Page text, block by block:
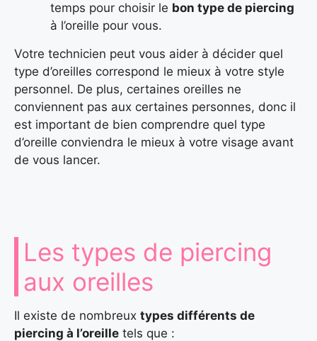
temps pour choisir le bon type de piercing
à l’oreille pour vous.
Votre technicien peut vous aider à décider quel
type d’oreilles correspond le mieux à votre style
personnel. De plus, certaines oreilles ne
conviennent pas aux certaines personnes, donc il
est important de bien comprendre quel type
d’oreille conviendra le mieux à votre visage avant
de vous lancer.
Les types de piercing
aux oreilles
Il existe de nombreux types différents de
piercing à l’oreille tels que :